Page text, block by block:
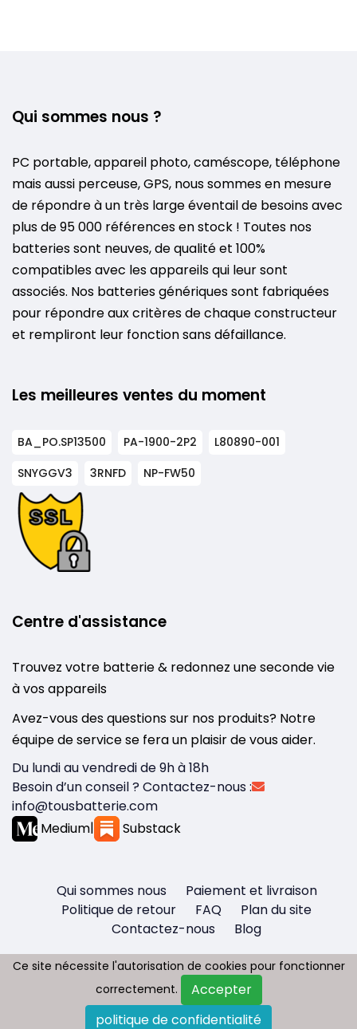
Qui sommes nous ?
PC portable, appareil photo, caméscope, téléphone
mais aussi perceuse, GPS, nous sommes en mesure
de répondre à un très large éventail de besoins avec
plus de 95 000 références en stock ! Toutes nos
batteries sont neuves, de qualité et 100%
compatibles avec les appareils qui leur sont
associés. Nos batteries génériques sont fabriquées
pour répondre aux critères de chaque constructeur
et rempliront leur fonction sans défaillance.
Les meilleures ventes du moment
BA_PO.SP13500 PA-1900-2P2
L80890-001
SNYGGV3
3RNFD NP-FW50
Centre d'assistance
Trouvez votre batterie & redonnez une seconde vie
à vos appareils
Avez-vous des questions sur nos produits? Notre
équipe de service se fera un plaisir de vous aider.
Du lundi au vendredi de 9h à 18h
Besoin d’un conseil ? Contactez-nous :
info@tousbatterie.com
Medium| Substack
Qui sommes nous
Paiement et livraison
Politique de retour
FAQ
Plan du site
Contactez-nous
Blog
Copyright © 2026 - Tous droit réservés
Tousbatterie.com
Ce site nécessite l'autorisation de cookies pour fonctionner
correctement.
Accepter
politique de confidentialité
Ce site nécessite l'autorisation de cookies pour fonctionner
correctement.
Accepter
politique de confidentialité